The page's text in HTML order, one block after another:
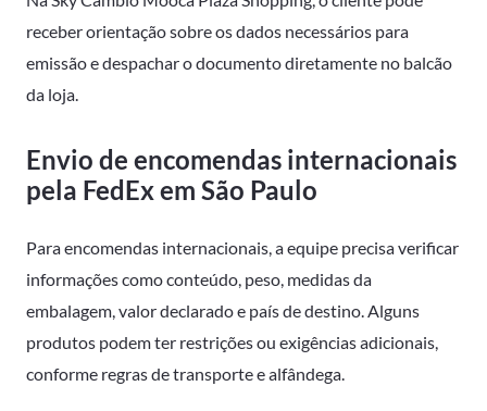
receber orientação sobre os dados necessários para
emissão e despachar o documento diretamente no balcão
da loja.
Envio de encomendas internacionais
pela FedEx em São Paulo
Para encomendas internacionais, a equipe precisa verificar
informações como conteúdo, peso, medidas da
embalagem, valor declarado e país de destino. Alguns
produtos podem ter restrições ou exigências adicionais,
conforme regras de transporte e alfândega.